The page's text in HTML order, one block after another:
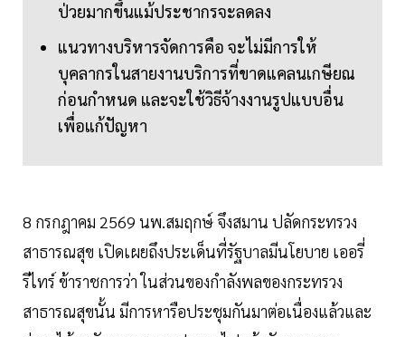
ป่วยมากขึ้นแม้ประชากรจะลดลง
แนวทางบริหารจัดการคือ จะไม่มีการให้
บุคลากรในสายงานบริการที่ขาดแคลนเกษียณ
ก่อนกำหนด และจะใช้วิธีจ้างงานรูปแบบอื่น
เพื่อแก้ปัญหา
8 กรกฎาคม 2569 นพ.สมฤกษ์ จึงสมาน ปลัดกระทรวง
สาธารณสุข เปิดเผยถึงประเด็นที่รัฐบาลมีนโยบาย เออรี่
รีไทร์ ข้าราชการว่า ในส่วนของกำลังพลของกระทรวง
สาธารณสุขนั้น มีการหารือประชุมกันมาต่อเนื่องแล้วและ